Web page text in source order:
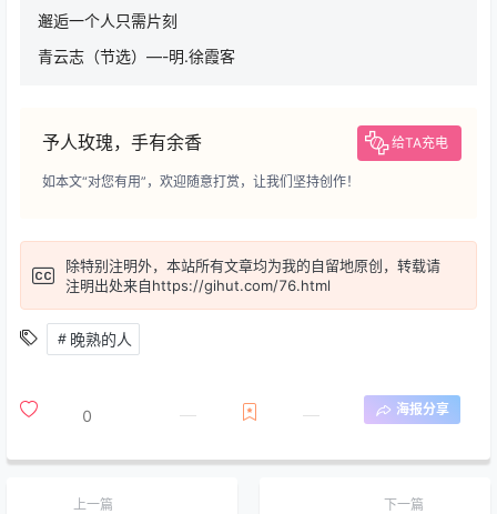
邂逅一个人只需片刻
青云志（节选）—-明.徐霞客
予人玫瑰，手有余香 给TA充电
如本文“对您有用”，欢迎随意打赏，让我们坚持创作！
除特别注明外，本站所有文章均为我的自留地原创，转载请
注明出处来自https://gihut.com/76.html
晚熟的人
0 海报分享
上一篇 下一篇